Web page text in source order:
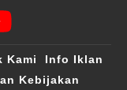
Kami
Info Iklan
Kebijakan